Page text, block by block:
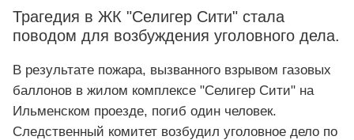
Трагедия в ЖК "Селигер Сити" стала
поводом для возбуждения уголовного дела.
В результате пожара, вызванного взрывом газовых
баллонов в жилом комплексе "Селигер Сити" на
Ильменском проезде, погиб один человек.
Следственный комитет возбудил уголовное дело по